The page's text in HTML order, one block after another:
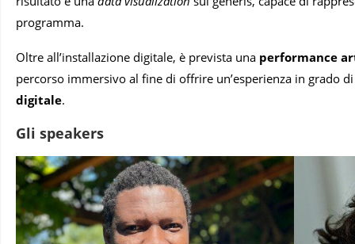
programma.
Oltre all’installazione digitale, è prevista una performance
percorso immersivo al fine di offrire un’esperienza in grado
digitale.
Gli speakers